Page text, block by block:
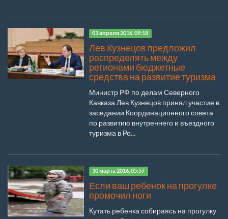
03 апреля 2016, 09:18
Лев Кузнецов предложил
распределять между
регионами бюджетные
средства на развитие туризма
Министр РФ по делам Северного
Кавказа Лев Кузнецов принял участие в
заседании Координационного совета
по развитию внутреннего и въездного
туризма в Ро...
30 марта 2016, 05:57
Если ваш ребенок на прогулке
промочил ноги
Кутать ребенка собираясь на прогулку